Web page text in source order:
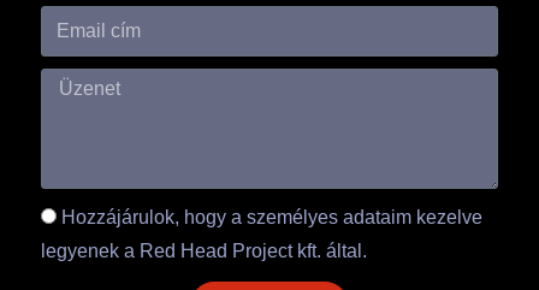
Hozzájárulok, hogy a személyes adataim kezelve
legyenek a Red Head Project kft. által.